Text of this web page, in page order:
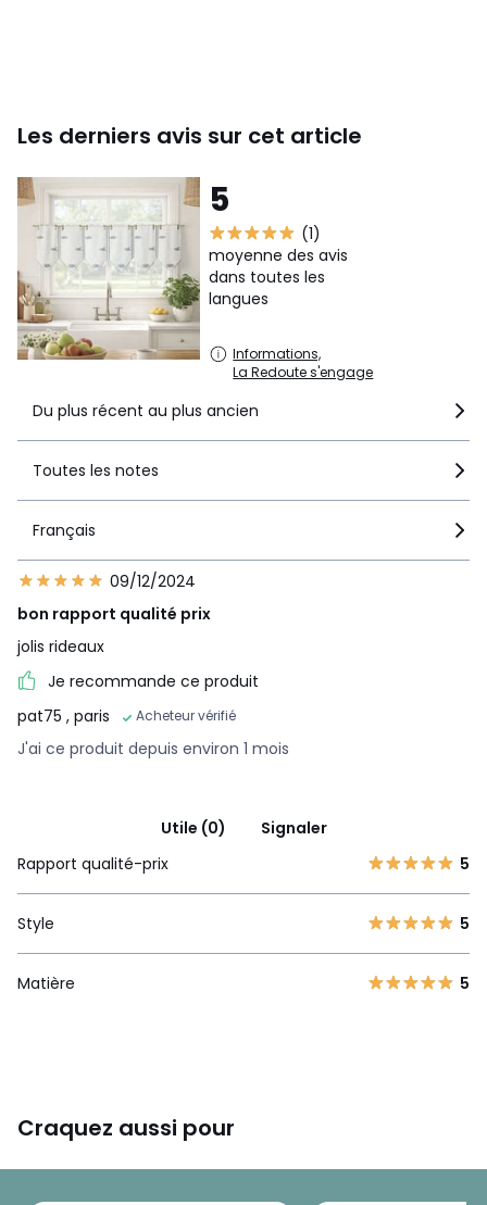
Les derniers avis sur cet article
5
(1)
moyenne des avis
dans toutes les
langues
Informations,
La Redoute s'engage
Du plus récent au plus ancien
Toutes les notes
Français
09/12/2024
bon rapport qualité prix
jolis rideaux
Je recommande ce produit
pat75 , paris Acheteur vérifié
J'ai ce produit depuis environ 1 mois
Utile (0)
Signaler
Rapport qualité-prix
5
Style 5
Matière 5
Craquez aussi pour